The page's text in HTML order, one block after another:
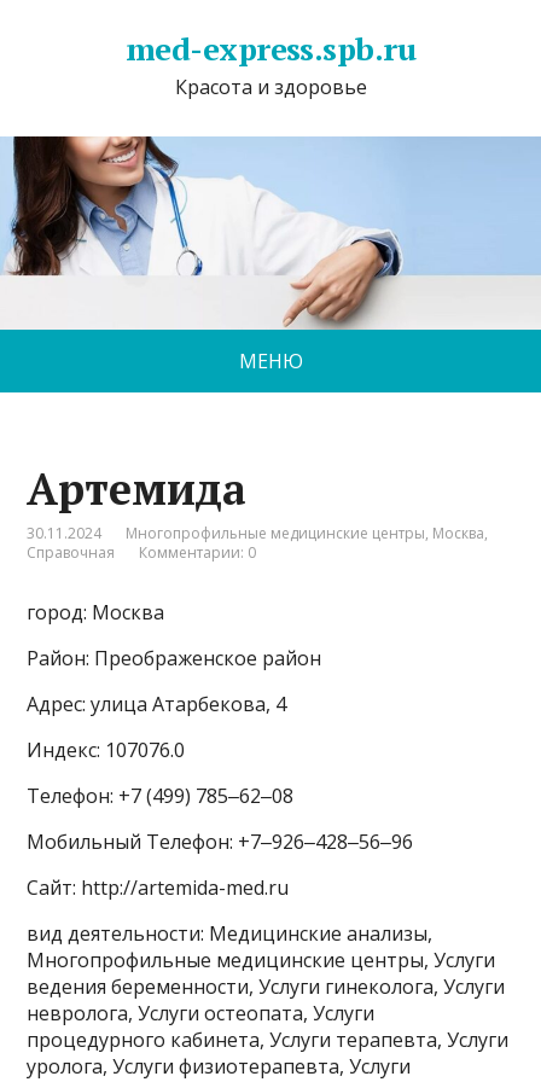
med-express.spb.ru
Красота и здоровье
МЕНЮ
Артемида
30.11.2024 Многопрофильные медицинские центры, Москва,
Справочная
Комментарии: 0
город: Москва
Район: Преображенское район
Адрес: улица Атарбекова, 4
Индекс: 107076.0
Телефон: +7 (499) 785‒62‒08
Мобильный Телефон: +7‒926‒428‒56‒96
Сайт: http://artemida-med.ru
вид деятельности: Медицинские анализы,
Многопрофильные медицинские центры, Услуги
ведения беременности, Услуги гинеколога, Услуги
невролога, Услуги остеопата, Услуги
процедурного кабинета, Услуги терапевта, Услуги
уролога, Услуги физиотерапевта, Услуги